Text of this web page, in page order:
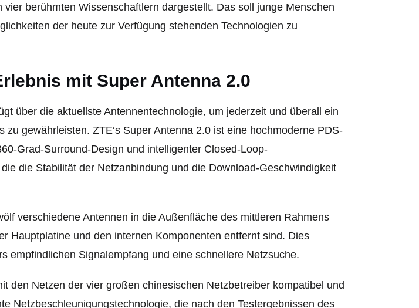
vier berühmten Wissenschaftlern dargestellt. Das soll junge Menschen
der heute zur Verfügung stehenden Technologien zu
mit Super Antenna 2.0
über die aktuellste Antennentechnologie, um jederzeit und überall ein
zu gewährleisten. ZTE‘s Super Antenna 2.0 ist eine hochmoderne PDS-
Grad-Surround-Design und intelligenter Closed-Loop-
die Stabilität der Netzanbindung und die Download-Geschwindigkeit
verschiedene Antennen in die Außenfläche des mittleren Rahmens
Hauptplatine und den internen Komponenten entfernt sind. Dies
empfindlichen Signalempfang und eine schnellere Netzsuche.
den Netzen der vier großen chinesischen Netzbetreiber kompatibel und
Netzbeschleunigungstechnologie, die nach den Testergebnissen des